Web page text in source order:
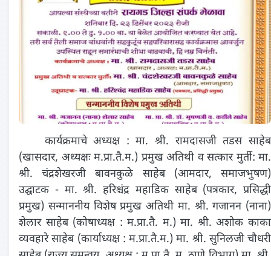
कार्यक्रमाचे अध्यक्ष : मा. श्री. रामदासजी तडस साहेब
(खासदार, अध्यक्षः म.प्रा.तै.म.) प्रमुख अतिथी व सत्कार मुर्ती: मा.
श्री. चंद्रशेखरजी बावनकुळे साहेब (आमदार, समाजभुषण)
उद्घाटक - मा. श्री. हरिश्चंद्र महाडिक साहेब (पत्रकार, प्रसिद्धी
प्रमुख) सन्माननीय विशेष प्रमुख अतिथी मा. श्री. गजानन (नाना)
शेलार साहेब (कोषाध्यक्ष : म.प्रा.तै. म.) मा. श्री. अशोक काका
व्यवहारे साहेब (कार्याध्यक्ष : म.प्रा.तै.म.) मा. श्री. सुनिलजी चौधरी